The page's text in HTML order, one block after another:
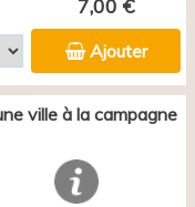
7,00 €
Ajouter
ville à la campagne